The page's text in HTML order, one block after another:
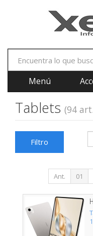
Menú
Tablets (94
Filtro
Ant. 01